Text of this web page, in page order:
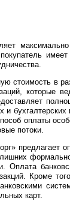
максимально
стоимость в
которые
и
оплаты
потоки.
предлагает
Кроме
карт.